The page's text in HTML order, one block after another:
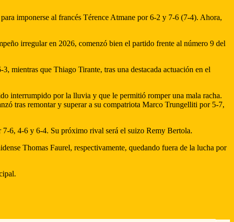
imponerse al francés Térence Atmane por 6-2 y 7-6 (7-4). Ahora,
irregular en 2026, comenzó bien el partido frente al número 9 del
mientras que Thiago Tirante, tras una destacada actuación en el
interrumpido por la lluvia y que le permitió romper una mala racha.
tras remontar y superar a su compatriota Marco Trungelliti por 5-7,
6, 4-6 y 6-4. Su próximo rival será el suizo Remy Bertola.
Thomas Faurel, respectivamente, quedando fuera de la lucha por